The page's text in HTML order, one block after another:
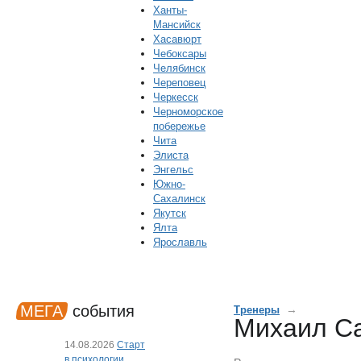
Ханты-
Мансийск
Хасавюрт
Чебоксары
Челябинск
Череповец
Черкесск
Черноморское
побережье
Чита
Элиста
Энгельс
Южно-
Сахалинск
Якутск
Ялта
Ярославль
Тренеры →
Михаил
МЕГА события
14.08.2026 Старт